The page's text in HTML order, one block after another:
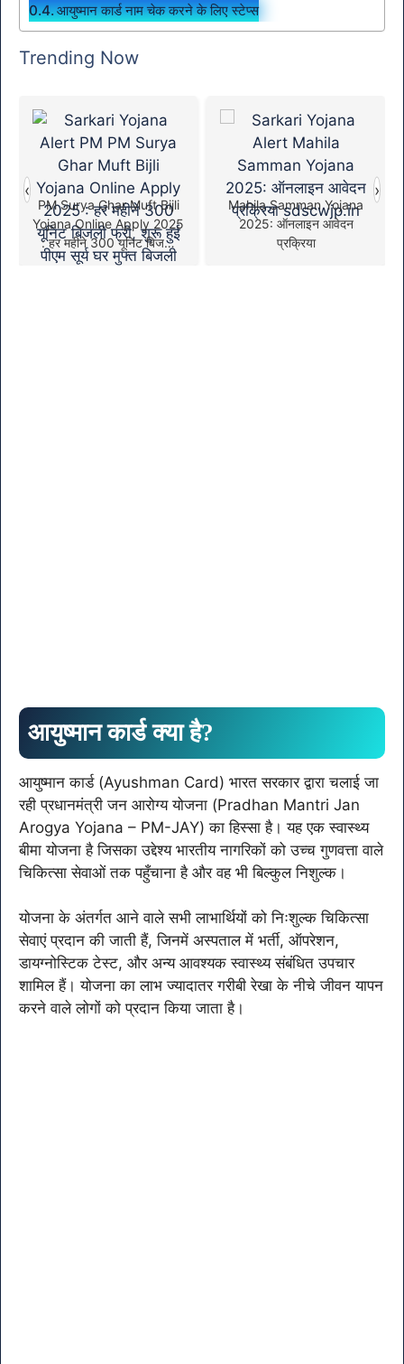
आयुष्मान कार्ड नाम चेक करने के लिए स्टेप्स
Trending Now
PM Surya Ghar Muft Bijli
Yojana Online Apply 2025
: हर महीने 300 यूनिट बिजली
फ्री, शुरू हुई पीएम सूर्य घर मुफ्त
Mahila Samman Yojana
2025: ऑनलाइन आवेदन
प्रक्रिया
‹ ›
आयुष्मान कार्ड क्या है?
आयुष्मान कार्ड (Ayushman Card) भारत सरकार द्वारा चलाई जा
रही प्रधानमंत्री जन आरोग्य योजना (Pradhan Mantri Jan
Arogya Yojana – PM-JAY) का हिस्सा है। यह एक स्वास्थ्य
बीमा योजना है जिसका उद्देश्य भारतीय नागरिकों को उच्च गुणवत्ता वाले
चिकित्सा सेवाओं तक पहुँचाना है और वह भी बिल्कुल निशुल्क।
योजना के अंतर्गत आने वाले सभी लाभार्थियों को निःशुल्क चिकित्सा
सेवाएं प्रदान की जाती हैं, जिनमें अस्पताल में भर्ती, ऑपरेशन,
डायग्नोस्टिक टेस्ट, और अन्य आवश्यक स्वास्थ्य संबंधित उपचार
शामिल हैं। योजना का लाभ ज्यादातर गरीबी रेखा के नीचे जीवन यापन
करने वाले लोगों को प्रदान किया जाता है।